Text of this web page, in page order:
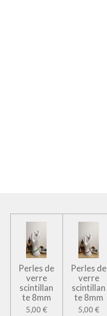
Perles de
verre
scintillan
te 8mm
5,00 €
Perles de
verre
scintillan
te 8mm
5,00 €